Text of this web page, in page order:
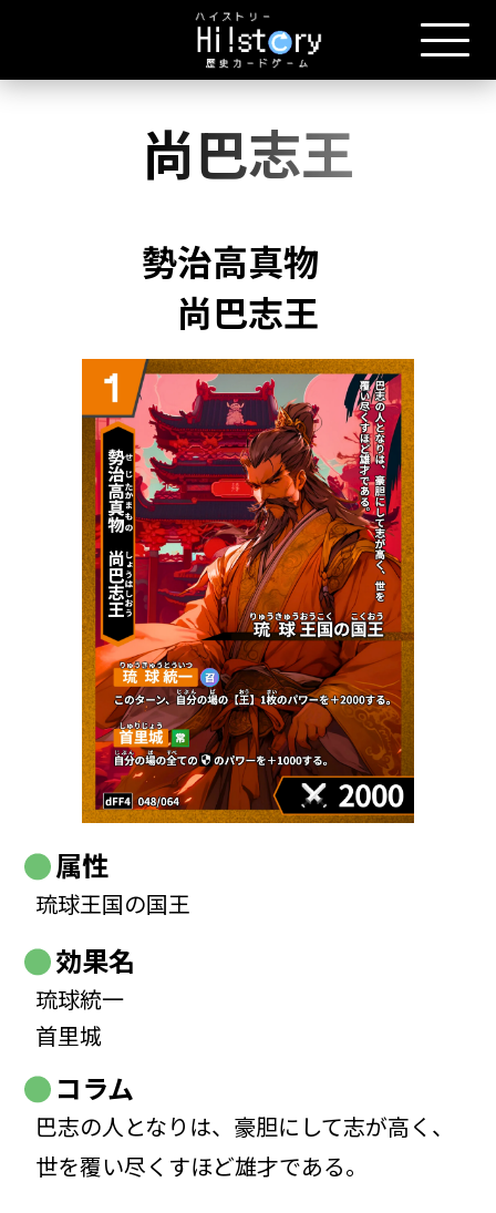
尚巴志王
勢治高真物
尚巴志王
属性
琉球王国の国王
効果名
琉球統一
首里城
コラム
巴志の人となりは、豪胆にして志が高く、
世を覆い尽くすほど雄才である。